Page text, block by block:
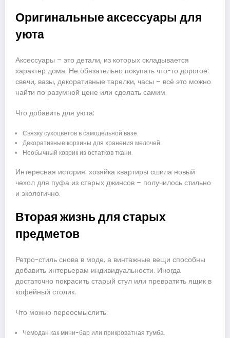
Оригинальные аксессуары для
уюта
Аксессуары – это детали, из которых складывается
характер дома. Не обязательно покупать что-то дорогое:
свечи, вазы, декоративные тарелки, часы – всё это можно
найти по разумной цене или сделать самим.
Что добавить для уюта:
Связку сухоцветов в самодельной вазе.
Декоративные корзины для хранения мелочей.
Необычный коврик из остатков ткани.
Интересная история: хозяйка квартиры сшила новый
чехол для пуфа из старых джинсов – получилось стильно
и экологично.
Вторая жизнь для старых
предметов
Ретро-стиль снова в моде, а винтажные вещи способны
добавить интерьерам индивидуальности. Иногда
достаточно покрасить старый стул или превратить ящик в
кофейный столик.
Что можно переосмыслить:
Чемодан как мини-бар или прикроватная тумба.